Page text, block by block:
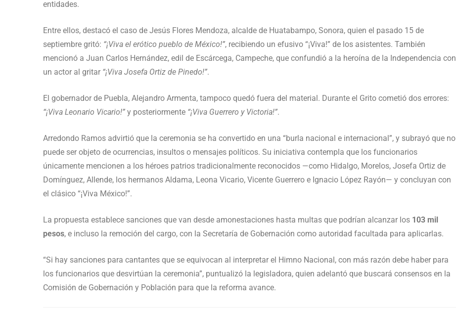
entidades.
Entre ellos, destacó el caso de Jesús Flores Mendoza, alcalde de Huatabampo, Sonora, quien el pasado 15 de
septiembre gritó: “¡Viva el erótico pueblo de México!”, recibiendo un efusivo “¡Viva!” de los asistentes. También
mencionó a Juan Carlos Hernández, edil de Escárcega, Campeche, que confundió a la heroína de la Independencia con
un actor al gritar “¡Viva Josefa Ortiz de Pinedo!”.
El gobernador de Puebla, Alejandro Armenta, tampoco quedó fuera del material. Durante el Grito cometió dos errores:
“¡Viva Leonario Vicario!” y posteriormente “¡Viva Guerrero y Victoria!”.
Arredondo Ramos advirtió que la ceremonia se ha convertido en una “burla nacional e internacional”, y subrayó que no
puede ser objeto de ocurrencias, insultos o mensajes políticos. Su iniciativa contempla que los funcionarios
únicamente mencionen a los héroes patrios tradicionalmente reconocidos —como Hidalgo, Morelos, Josefa Ortiz de
Domínguez, Allende, los hermanos Aldama, Leona Vicario, Vicente Guerrero e Ignacio López Rayón— y concluyan con
el clásico “¡Viva México!”.
La propuesta establece sanciones que van desde amonestaciones hasta multas que podrían alcanzar los 103 mil
pesos, e incluso la remoción del cargo, con la Secretaría de Gobernación como autoridad facultada para aplicarlas.
“Si hay sanciones para cantantes que se equivocan al interpretar el Himno Nacional, con más razón debe haber para
los funcionarios que desvirtúan la ceremonia”, puntualizó la legisladora, quien adelantó que buscará consensos en la
Comisión de Gobernación y Población para que la reforma avance.